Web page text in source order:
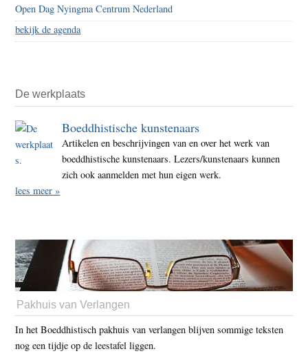
Open Dag Nyingma Centrum Nederland
bekijk de agenda
De werkplaats
Boeddhistische kunstenaars
Artikelen en beschrijvingen van en over het werk van
boeddhistische kunstenaars. Lezers/kunstenaars kunnen
zich ook aanmelden met hun eigen werk.
lees meer »
Pakhuis van Verlangen
In het Boeddhistisch pakhuis van verlangen blijven sommige teksten
nog een tijdje op de leestafel liggen.